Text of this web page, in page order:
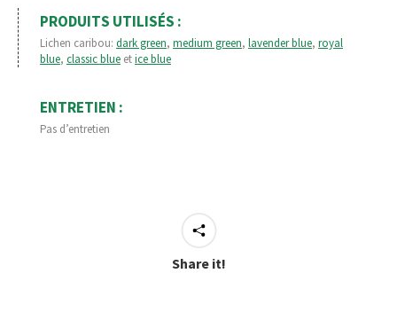
PRODUITS UTILISÉS :
Lichen caribou: dark green, medium green, lavender blue, royal
blue, classic blue etice blue
ENTRETIEN :
Pas d’entretien
Share it!